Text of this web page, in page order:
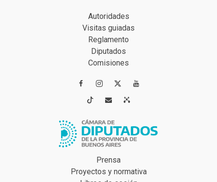
Autoridades
Visitas guiadas
Reglamento
Diputados
Comisiones
 
 
Prensa
Proyectos y normativa